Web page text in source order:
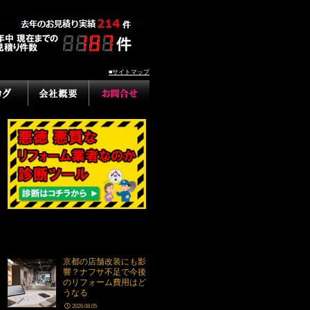
■サイトマップ
京都の店舗改装にも影
響？ナフサ不足で今後
のリフォーム費用はど
うなる
2026.08.05